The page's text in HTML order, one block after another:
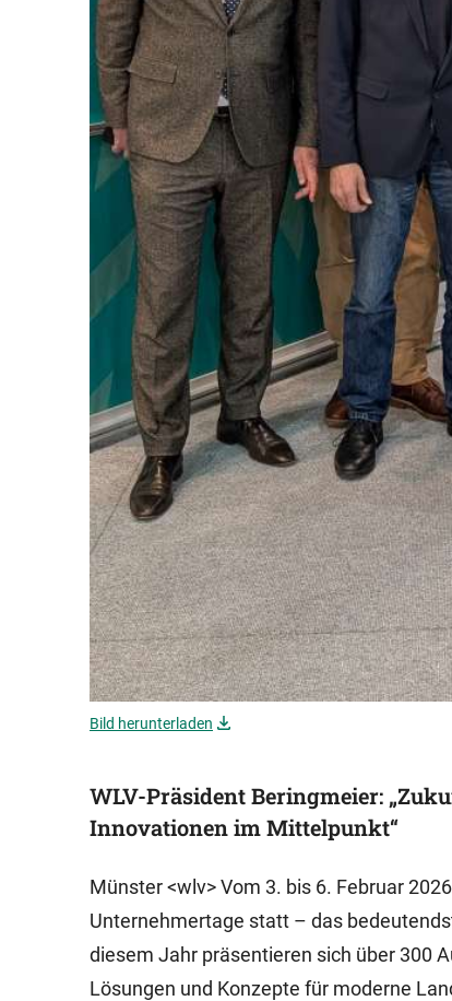
Bild herunterladen
WLV-Präsident Beringmeier:
Innovationen im Mittelpunkt“
Münster <wlv> Vom 3. bis 6. Februar
Unternehmertage statt – das
diesem Jahr präsentieren sich über 300
Lösungen und Konzepte für moderne